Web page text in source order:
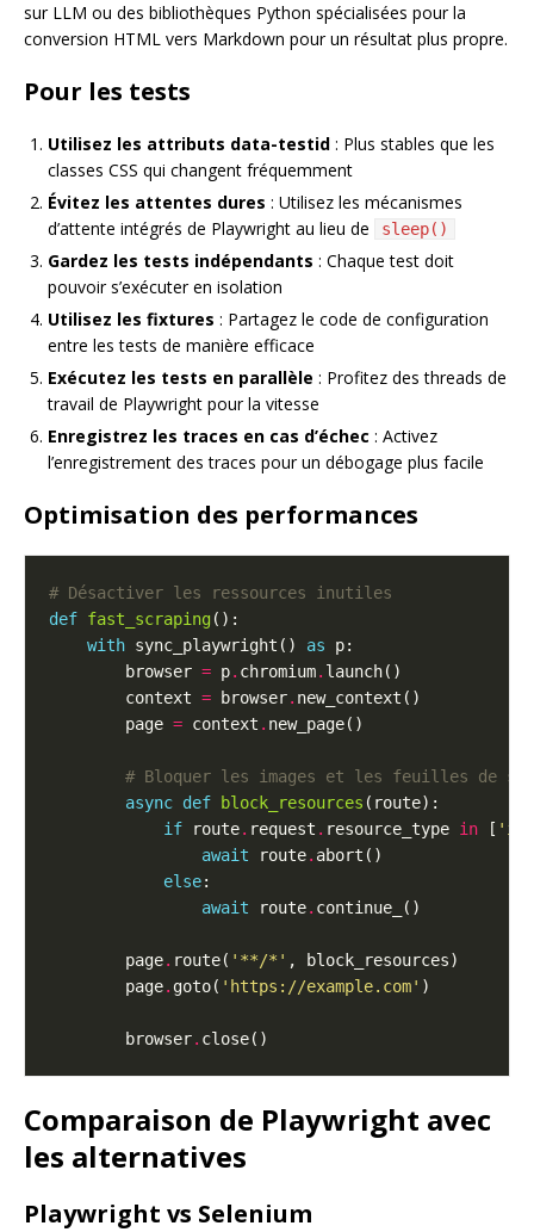
sur LLM ou des bibliothèques Python spécialisées pour la
conversion HTML vers Markdown pour un résultat plus propre.
Pour les tests
Utilisez les attributs data-testid : Plus stables que les
classes CSS qui changent fréquemment
Évitez les attentes dures : Utilisez les mécanismes
d’attente intégrés de Playwright au lieu de
sleep()
Gardez les tests indépendants : Chaque test doit
pouvoir s’exécuter en isolation
Utilisez les fixtures : Partagez le code de configuration
entre les tests de manière efficace
Exécutez les tests en parallèle : Profitez des threads de
travail de Playwright pour la vitesse
Enregistrez les traces en cas d’échec : Activez
l’enregistrement des traces pour un débogage plus facile
Optimisation des performances
# Désactiver les ressources inutiles
def fast_scraping
with sync_playwright() as
        browser
= p. chromium.
        context
= browser.
        page
= context .
# Bloquer les images et les feuilles de
async def block_resources
if route. request . resource_type in [
await route.
else
await route.
        page
. route( '**/*'
        page
. goto( 'https://example.com'
        browser
.
Comparaison de Playwright avec
les alternatives
Playwright vs Selenium